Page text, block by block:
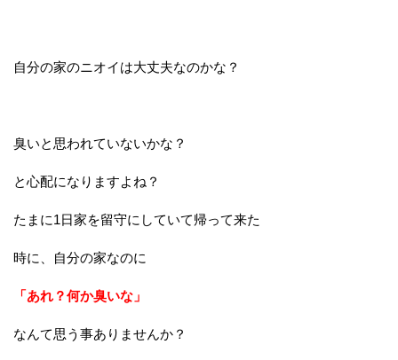
自分の家のニオイは大丈夫なのかな？
臭いと思われていないかな？
と心配になりますよね？
たまに1日家を留守にしていて帰って来た
時に、自分の家なのに
「あれ？何か臭いな」
なんて思う事ありませんか？